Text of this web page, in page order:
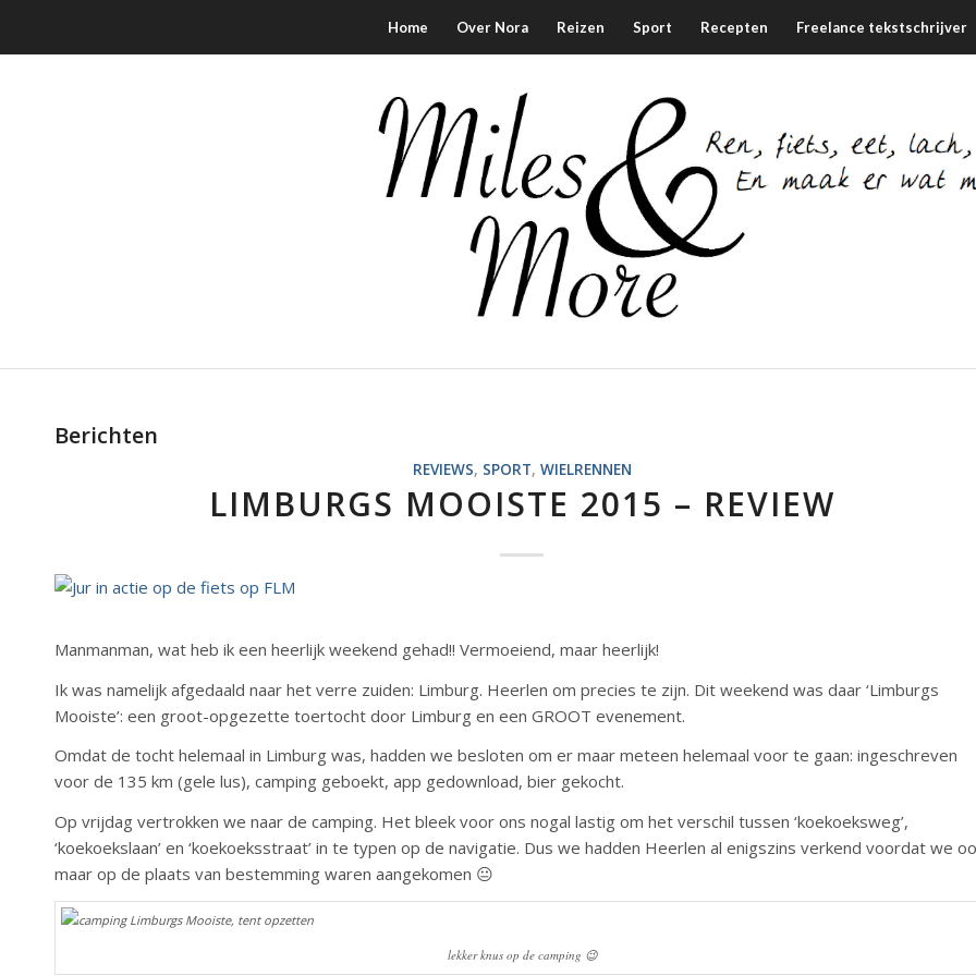
Home Over Nora Reizen Sport Recepten Freelance tekstschrijver
Berichten
REVIEWS, SPORT, WIELRENNEN
LIMBURGS MOOISTE 2015 – REVIEW
Manmanman, wat heb ik een heerlijk weekend gehad!! Vermoeiend, maar heerlijk!
Ik was namelijk afgedaald naar het verre zuiden: Limburg. Heerlen om precies te zijn. Dit weekend was daar ‘Limburgs
Mooiste’: een groot-opgezette toertocht door Limburg en een GROOT evenement.
Omdat de tocht helemaal in Limburg was, hadden we besloten om er maar meteen helemaal voor te gaan: ingeschreven
voor de 135 km (gele lus), camping geboekt, app gedownload, bier gekocht.
Op vrijdag vertrokken we naar de camping. Het bleek voor ons nogal lastig om het verschil tussen ‘koekoeksweg’,
‘koekoekslaan’ en ‘koekoeksstraat’ in te typen op de navigatie. Dus we hadden Heerlen al enigszins verkend voordat we
maar op de plaats van bestemming waren aangekomen 😐
lekker knus op de camping 😉